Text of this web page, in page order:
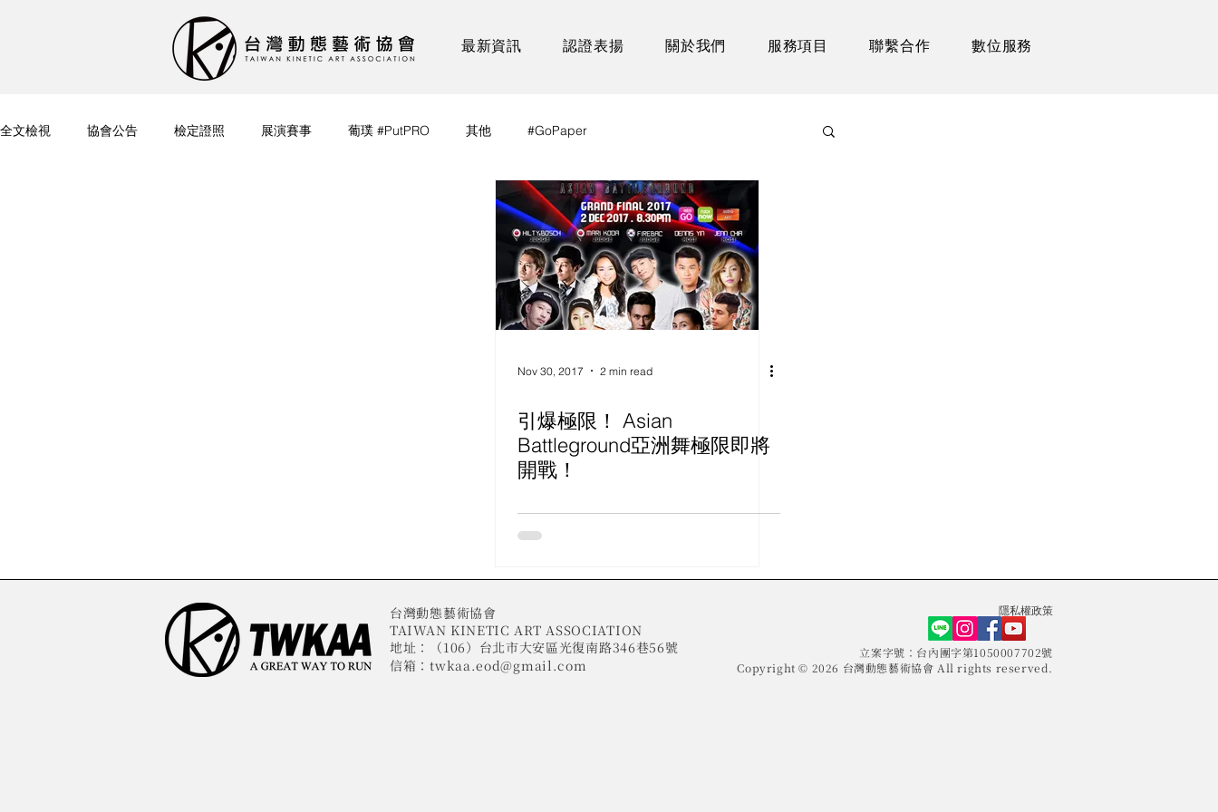
最新資訊 認證表揚 關於我們 服務項目 聯繫合作 數位服務
全文檢視 協會公告 檢定證照 展演賽事 葡璞 #PutPRO 其他 #GoPaper
Nov 30, 2017 2 min read
引爆極限！ Asian
Battleground亞洲舞極限即將
開戰！
台灣動態藝術協會
TAIWAN KINETIC ART ASSOCIATION​
地址：（106）台北市大安區光復南路346巷56號
信箱：twkaa.eod@gmail.com
​隱私權政策
​立案字號：台內團字第1050007702號
Copyright © 2026 台灣動態藝術協會 All rights reserved.